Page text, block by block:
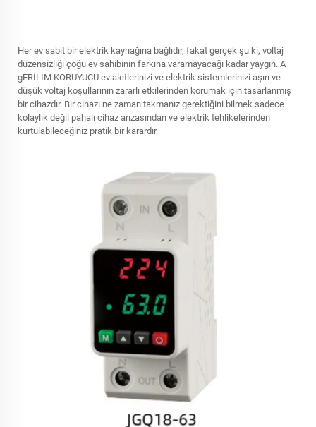
Her ev sabit bir elektrik kaynağına bağlıdır, fakat gerçek şu ki, voltaj
düzensizliği çoğu ev sahibinin farkına varamayacağı kadar yaygın. A
gERİLİM KORUYUCU ev aletlerinizi ve elektrik sistemlerinizi aşırı ve
düşük voltaj koşullarının zararlı etkilerinden korumak için tasarlanmış
bir cihazdır. Bir cihazı ne zaman takmanız gerektiğini bilmek sadece
kolaylık değil pahalı cihaz arızasından ve elektrik tehlikelerinden
kurtulabileceğiniz pratik bir karardır.